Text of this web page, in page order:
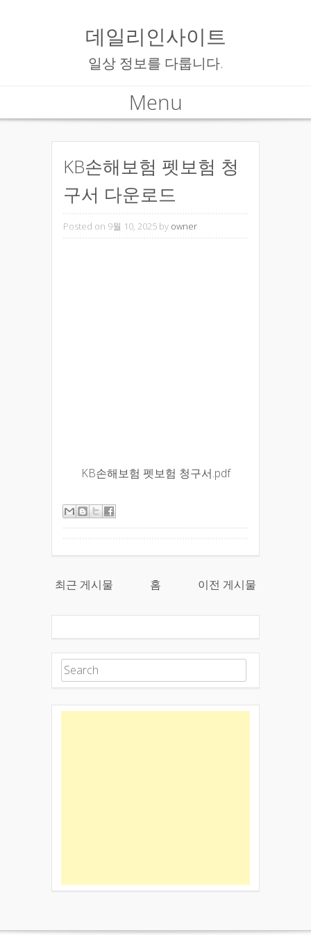
데일리인사이트
일상 정보를 다룹니다.
Menu
KB손해보험 펫보험 청
구서 다운로드
Posted on 9월 10, 2025 by owner
KB손해보험 펫보험 청구서.pdf
최근 게시물 이전 게시물
홈
Search for: